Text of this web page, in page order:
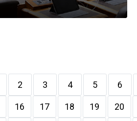
2 3 4 5 6
16 17 18 19 20